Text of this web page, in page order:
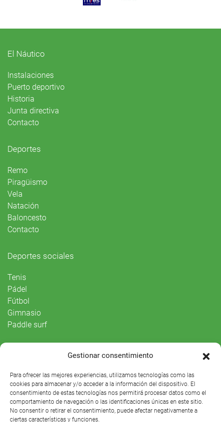
Gestionar consentimiento
Para ofrecer las mejores experiencias, utilizamos tecnologías como las
cookies para almacenar y/o acceder a la información del dispositivo. El
consentimiento de estas tecnologías nos permitirá procesar datos como el
comportamiento de navegación o las identificaciones únicas en este sitio.
No consentir o retirar el consentimiento, puede afectar negativamente a
ciertas características y funciones.
El Náutico
Instalaciones
Puerto deportivo
Historia
Junta directiva
Contacto
Deportes
Remo
Piragüismo
Vela
Natación
Baloncesto
Contacto
Deportes sociales
Tenis
Pádel
Fútbol
Gimnasio
Paddle surf
Agenda